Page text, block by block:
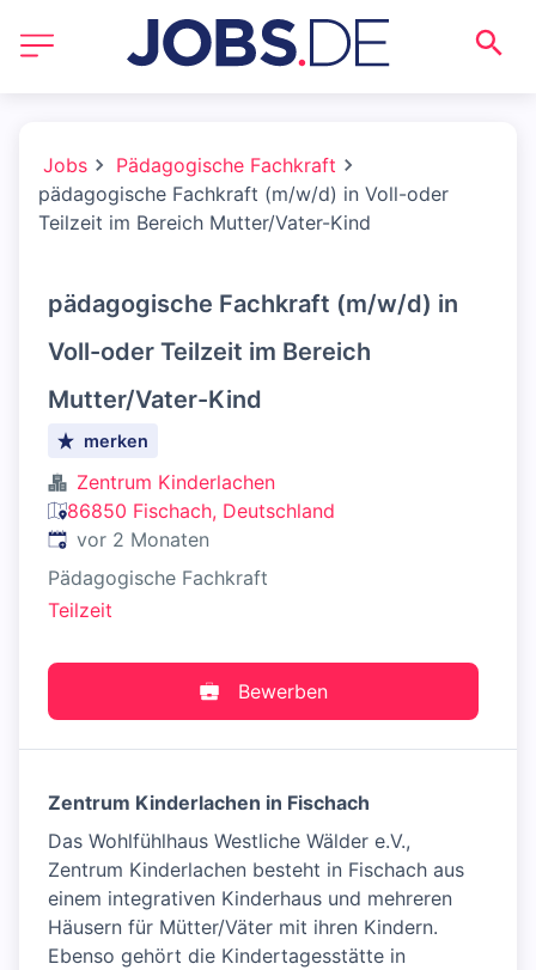
Jobs
Pädagogische Fachkraft
pädagogische Fachkraft (m/w/d) in Voll-oder
Teilzeit im Bereich Mutter/Vater-Kind
pädagogische Fachkraft (m/w/d) in
Voll-oder Teilzeit im Bereich
Mutter/Vater-Kind
merken
Zentrum Kinderlachen
86850 Fischach, Deutschland
Veröffentlicht:
vor 2 Monaten
Pädagogische Fachkraft
Teilzeit
Bewerben
Zentrum Kinderlachen in Fischach
Das Wohlfühlhaus Westliche Wälder e.V.,
Zentrum Kinderlachen besteht in Fischach aus
einem integrativen Kinderhaus und mehreren
Häusern für Mütter/Väter mit ihren Kindern.
Ebenso gehört die Kindertagesstätte in